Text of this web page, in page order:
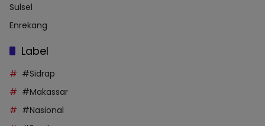
Sulsel
Enrekang
Label
#Sidrap
#Makassar
#Nasional